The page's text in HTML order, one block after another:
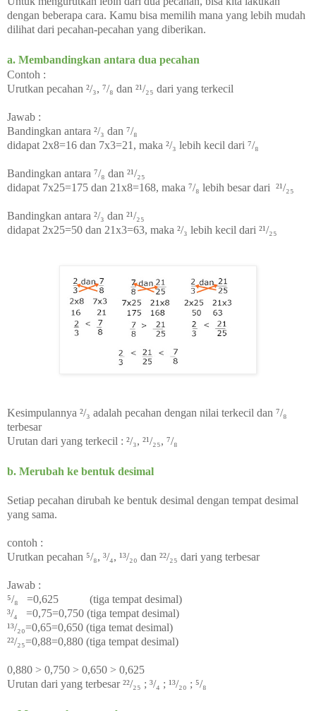
dengan beberapa cara. Kamu bisa memilih mana yang lebih mudah
dilihat dari pecahan-pecahan yang diberikan.
a. Membandingkan antara dua pecahan
Contoh :
Urutkan pecahan ²/₃, ⁷/₈ dan ²¹/₂₅ dari yang terkecil
Jawab :
Bandingkan antara ²/₃ dan ⁷/₈
didapat 2x8=16 dan 7x3=21, maka ²/₃ lebih kecil dari ⁷/₈
Bandingkan antara ⁷/₈ dan ²¹/₂₅
didapat 7x25=175 dan 21x8=168, maka ⁷/₈ lebih besar dari ²¹/₂₅
Bandingkan antara ²/₃ dan ²¹/₂₅
didapat 2x25=50 dan 21x3=63, maka ²/₃ lebih kecil dari ²¹/₂₅
Kesimpulannya ²/₃ adalah pecahan dengan nilai terkecil dan ⁷/₈
terbesar
Urutan dari yang terkecil : ²/₃, ²¹/₂₅, ⁷/₈
b. Merubah ke bentuk desimal
Setiap pecahan dirubah ke bentuk desimal dengan tempat desimal
yang sama.
contoh :
Urutkan pecahan ⁵/₈, ³/₄, ¹³/₂₀ dan ²²/₂₅ dari yang terbesar
Jawab :
⁵/₈ =0,625 (tiga tempat desimal)
³/₄ =0,75=0,750 (tiga tempat desimal)
¹³/₂₀=0,65=0,650 (tiga temat desimal)
²²/₂₅=0,88=0,880 (tiga tempat desimal)
0,880 > 0,750 > 0,650 > 0,625
Urutan dari yang terbesar²²/₂₅ ; ³/₄ ; ¹³/₂₀ ; ⁵/₈